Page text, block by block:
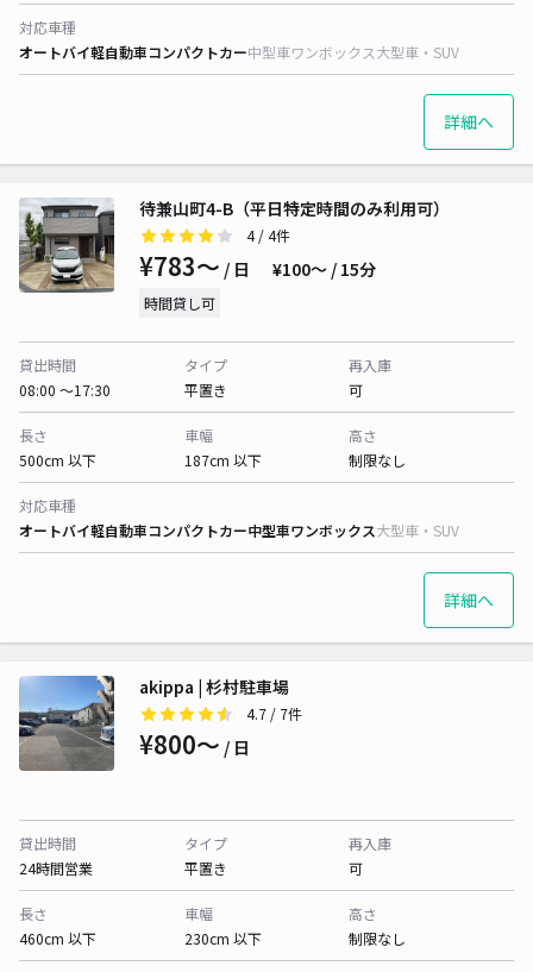
対応車種
オートバイ軽自動車コンパクトカー中型車ワンボックス大型車・SUV
詳細へ
待兼山町4-B（平日特定時間のみ利用可）
4/ 4件
¥783〜 / 日 ¥100〜 / 15分
時間貸し可
貸出時間
08:00 〜17:30
タイプ
平置き
再入庫
可
長さ
500cm 以下
車幅
187cm 以下
高さ
制限なし
対応車種
オートバイ軽自動車コンパクトカー中型車ワンボックス大型車・SUV
詳細へ
akippa | 杉村駐車場
4.7 / 7件
¥800〜 / 日
貸出時間
24時間営業
タイプ
平置き
再入庫
可
長さ
460cm 以下
車幅
230cm 以下
高さ
制限なし